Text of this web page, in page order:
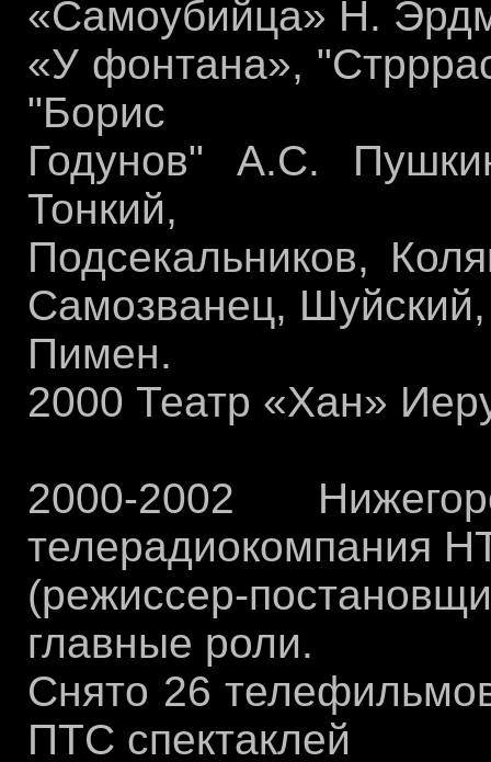
«Самоубийца» Н.
«У фонтана»,
"Борис
Годунов" А.С.
Тонкий,
Подсекальников,
Самозванец, Шуйский,
Пимен.
2000 Театр «Хан»
2000-2002
телерадиокомпания
(режиссер-
главные роли.
Снято 26
ПТС спектаклей